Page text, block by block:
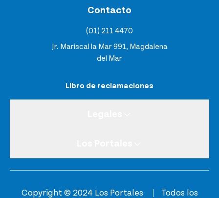
Contacto
(01) 211 4470
Jr. Mariscal la Mar 991, Magdalena
del Mar
Libro de reclamaciones
Copyright © 2024 Los Portales Todos los